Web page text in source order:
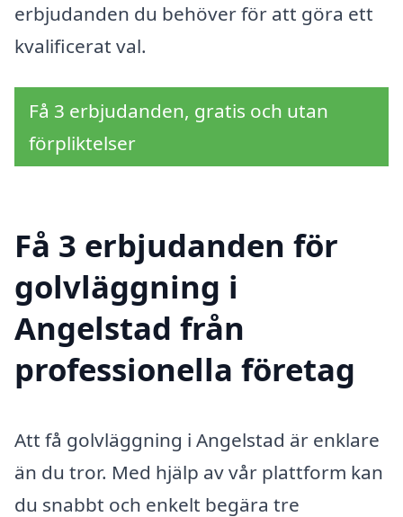
erbjudanden du behöver för att göra ett
kvalificerat val.
Få 3 erbjudanden, gratis och utan
förpliktelser
Få 3 erbjudanden för
golvläggning i
Angelstad från
professionella företag
Att få golvläggning i Angelstad är enklare
än du tror. Med hjälp av vår plattform kan
du snabbt och enkelt begära tre